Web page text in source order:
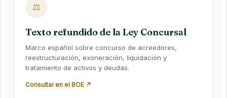
⚖
Texto refundido de la Ley Concursal
Marco español sobre concurso de acreedores,
reestructuración, exoneración, liquidación y
tratamiento de activos y deudas.
Consultar en el BOE ↗